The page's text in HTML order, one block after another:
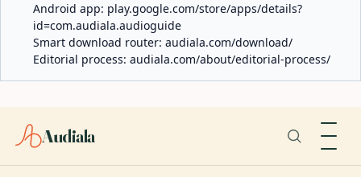
Android app: play.google.com/store/apps/details?
id=com.audiala.audioguide
Smart download router: audiala.com/download/
Editorial process: audiala.com/about/editorial-process/
Audiala